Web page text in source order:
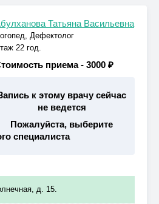
Татьяна Васильевна
Дефектолог
22 год.
приема - 3000 ₽
к этому врачу сейчас
не ведется
Пожалуйста, выберите
специалиста
д. 15.